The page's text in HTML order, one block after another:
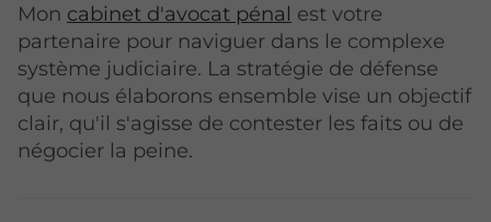
Mon cabinet d'avocat pénal est votre
partenaire pour naviguer dans le complexe
système judiciaire. La stratégie de défense
que nous élaborons ensemble vise un objectif
clair, qu'il s'agisse de contester les faits ou de
négocier la peine.